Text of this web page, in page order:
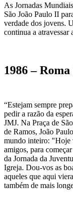
As Jornadas
São João Paulo II
verdade dos jovens.
continua a atravessar
1986 –
“Estejam sempre
pedir a razão da
JMJ. Na Praça de
de Ramos, João
mundo inteiro: "Hoje
amigos, para
da Jornada da
Igreja. Dou-vos as
aqueles que aqui
também de mais